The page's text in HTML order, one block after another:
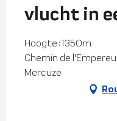
vlucht in
Hoogte : 1350m
Chemin de
Mercuze